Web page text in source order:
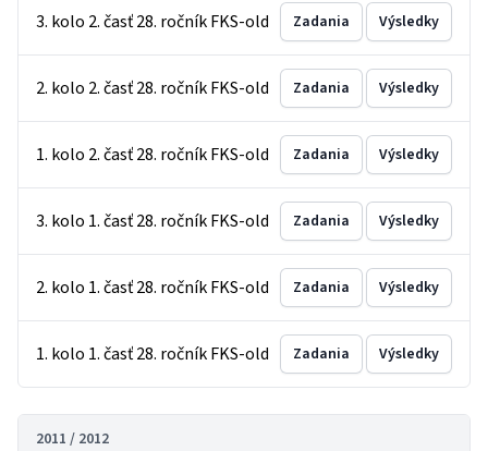
3. kolo 2. časť 28. ročník FKS-old Zadania Výsledky
2. kolo 2. časť 28. ročník FKS-old Zadania Výsledky
1. kolo 2. časť 28. ročník FKS-old Zadania Výsledky
3. kolo 1. časť 28. ročník FKS-old Zadania Výsledky
2. kolo 1. časť 28. ročník FKS-old Zadania Výsledky
1. kolo 1. časť 28. ročník FKS-old Zadania Výsledky
2011 / 2012